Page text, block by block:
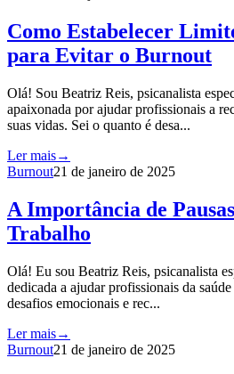
Como Estabelecer
para Evitar o Burnout
Olá! Sou Beatriz Reis, psicanalista
apaixonada por ajudar profissionais a
suas vidas. Sei o quanto é desa...
Ler mais→
Burnout21 de janeiro de 2025
A Importância de
Trabalho
Olá! Eu sou Beatriz Reis, psicanalista
dedicada a ajudar profissionais da
desafios emocionais e rec...
Ler mais→
Burnout21 de janeiro de 2025